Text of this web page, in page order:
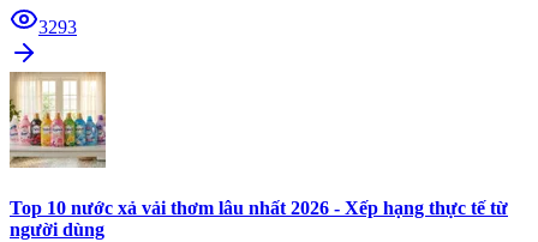
3293
Top 10 nước xả vải thơm lâu nhất 2026 - Xếp hạng thực tế từ
người dùng